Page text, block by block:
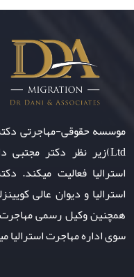
استرالیا فعالیت میکند.
سوی اداره مهاجرت استرالیا